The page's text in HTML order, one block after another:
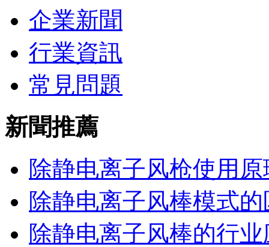
企業新聞
行業資訊
常見問題
新聞推薦
除静电离子风枪使用原
除静电离子风棒模式
除静电离子风棒的行